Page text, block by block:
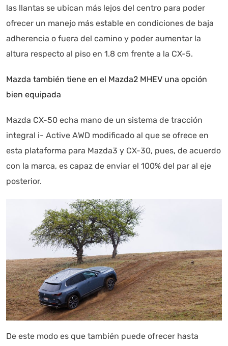
las llantas se ubican más lejos del centro para poder
ofrecer un manejo más estable en condiciones de baja
adherencia o fuera del camino y poder aumentar la
altura respecto al piso en 1.8 cm frente a la CX-5.
Mazda también tiene en el Mazda2 MHEV una opción
bien equipada
Mazda CX-50 echa mano de un sistema de tracción
integral i- Active AWD modificado al que se ofrece en
esta plataforma para Mazda3 y CX-30, pues, de acuerdo
con la marca, es capaz de enviar el 100% del par al eje
posterior.
De este modo es que también puede ofrecer hasta
Estoy aquí para encontrar lo que necesitas. ¿Qué estás
buscando? "Este asistente con IA (OpenAI) ofrece
información referencial que puede contener errores.
Asistente con IA en desarrollo. Autoanalítica optimiza